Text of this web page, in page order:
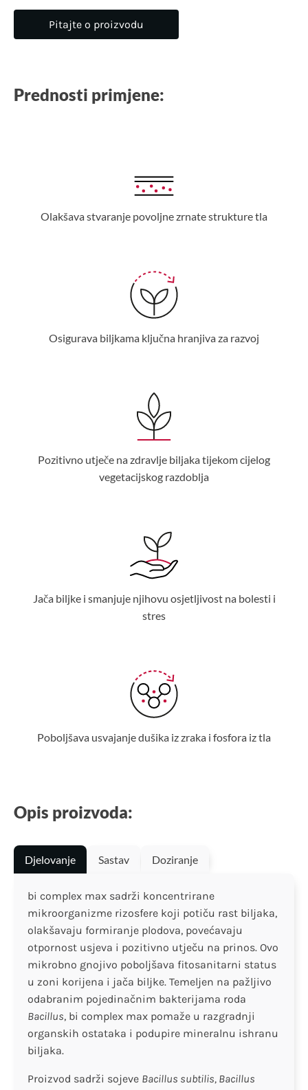
Pitajte o proizvodu
Prednosti primjene:
Olakšava stvaranje povoljne zrnate strukture tla
Osigurava biljkama ključna hranjiva za razvoj
Pozitivno utječe na zdravlje biljaka tijekom cijelog
vegetacijskog razdoblja
Jača biljke i smanjuje njihovu osjetljivost na bolesti i
stres
Poboljšava usvajanje dušika iz zraka i fosfora iz tla
Opis proizvoda:
Djelovanje Sastav Doziranje
bi complex max sadrži koncentrirane
mikroorganizme rizosfere koji potiču rast biljaka,
olakšavaju formiranje plodova, povećavaju
otpornost usjeva i pozitivno utječu na prinos. Ovo
mikrobno gnojivo poboljšava fitosanitarni status
u zoni korijena i jača biljke. Temeljen na pažljivo
odabranim pojedinačnim bakterijama roda
Bacillus, bi complex max pomaže u razgradnji
organskih ostataka i podupire mineralnu ishranu
biljaka.
Proizvod sadrži sojeve Bacillus subtilis, Bacillus